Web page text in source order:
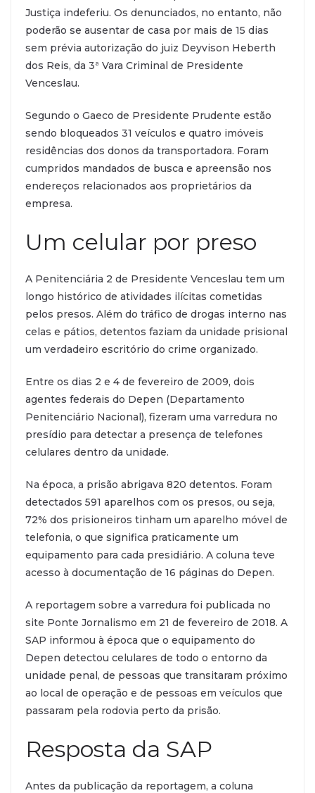
Justiça indeferiu. Os denunciados, no entanto, não
poderão se ausentar de casa por mais de 15 dias
sem prévia autorização do juiz Deyvison Heberth
dos Reis, da 3ª Vara Criminal de Presidente
Venceslau.
Segundo o Gaeco de Presidente Prudente estão
sendo bloqueados 31 veículos e quatro imóveis
residências dos donos da transportadora. Foram
cumpridos mandados de busca e apreensão nos
endereços relacionados aos proprietários da
empresa.
Um celular por preso
A Penitenciária 2 de Presidente Venceslau tem um
longo histórico de atividades ilícitas cometidas
pelos presos. Além do tráfico de drogas interno nas
celas e pátios, detentos faziam da unidade prisional
um verdadeiro escritório do crime organizado.
Entre os dias 2 e 4 de fevereiro de 2009, dois
agentes federais do Depen (Departamento
Penitenciário Nacional), fizeram uma varredura no
presídio para detectar a presença de telefones
celulares dentro da unidade.
Na época, a prisão abrigava 820 detentos. Foram
detectados 591 aparelhos com os presos, ou seja,
72% dos prisioneiros tinham um aparelho móvel de
telefonia, o que significa praticamente um
equipamento para cada presidiário. A coluna teve
acesso à documentação de 16 páginas do Depen.
A reportagem sobre a varredura foi publicada no
site Ponte Jornalismo em 21 de fevereiro de 2018. A
SAP informou à época que o equipamento do
Depen detectou celulares de todo o entorno da
unidade penal, de pessoas que transitaram próximo
ao local de operação e de pessoas em veículos que
passaram pela rodovia perto da prisão.
Resposta da SAP
Antes da publicação da reportagem, a coluna